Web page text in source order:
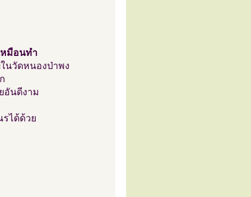
หมือนทำ
นวัดหนองป่าพง
อันดีงาม
ได้ด้วย